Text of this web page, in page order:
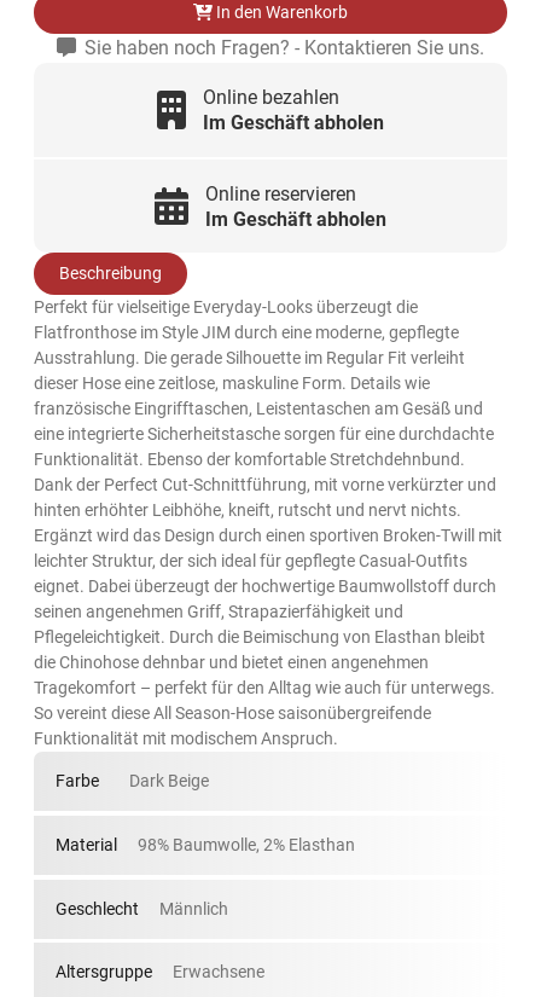
In den Warenkorb
Sie haben noch Fragen? - Kontaktieren Sie uns.
Online bezahlen
Im Geschäft abholen
Online reservieren
Im Geschäft abholen
Beschreibung
Perfekt für vielseitige Everyday-Looks überzeugt die
Flatfronthose im Style JIM durch eine moderne, gepflegte
Ausstrahlung. Die gerade Silhouette im Regular Fit verleiht
dieser Hose eine zeitlose, maskuline Form. Details wie
französische Eingrifftaschen, Leistentaschen am Gesäß und
eine integrierte Sicherheitstasche sorgen für eine durchdachte
Funktionalität. Ebenso der komfortable Stretchdehnbund.
Dank der Perfect Cut-Schnittführung, mit vorne verkürzter und
hinten erhöhter Leibhöhe, kneift, rutscht und nervt nichts.
Ergänzt wird das Design durch einen sportiven Broken-Twill mit
leichter Struktur, der sich ideal für gepflegte Casual-Outfits
eignet. Dabei überzeugt der hochwertige Baumwollstoff durch
seinen angenehmen Griff, Strapazierfähigkeit und
Pflegeleichtigkeit. Durch die Beimischung von Elasthan bleibt
die Chinohose dehnbar und bietet einen angenehmen
Tragekomfort – perfekt für den Alltag wie auch für unterwegs.
So vereint diese All Season-Hose saisonübergreifende
Funktionalität mit modischem Anspruch.
Farbe Dark Beige
Material 98% Baumwolle, 2% Elasthan
Geschlecht Männlich
Altersgruppe Erwachsene